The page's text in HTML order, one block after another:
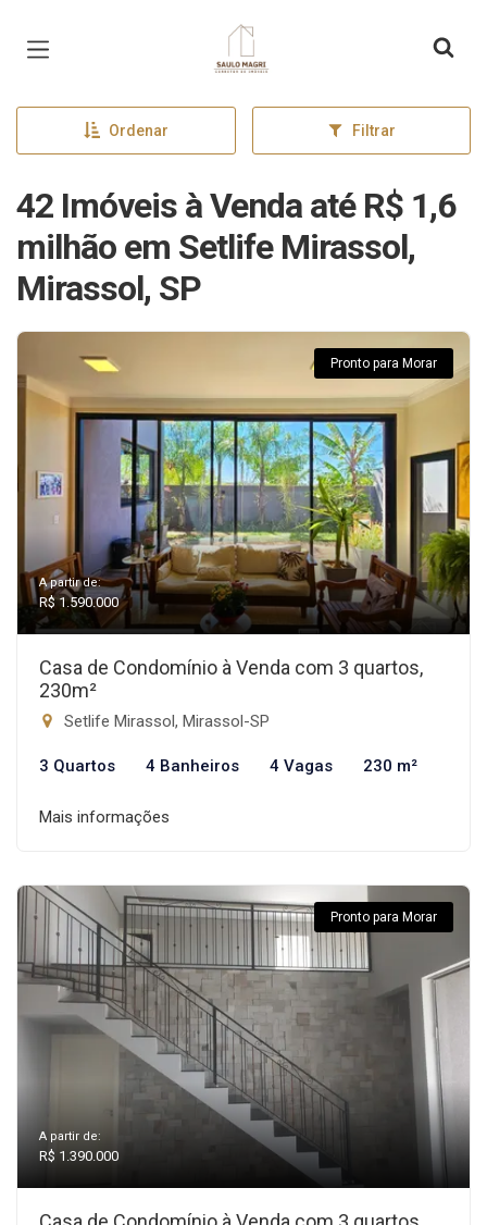
Página inicial
Ordenar Filtrar
42 Imóveis à Venda até R$ 1,6
milhão em Setlife Mirassol,
Mirassol, SP
Pronto para Morar
A partir de:
R$ 1.590.000
Casa de Condomínio à Venda com 3 quartos,
230m²
Setlife Mirassol, Mirassol-SP
3 Quartos 4 Banheiros 4 Vagas 230 m²
Mais informações
Pronto para Morar
A partir de:
R$ 1.390.000